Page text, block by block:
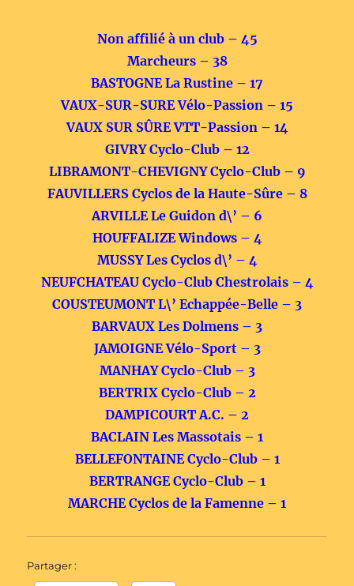
Non affilié à un club – 45
Marcheurs – 38
BASTOGNE La Rustine – 17
VAUX-SUR-SURE Vélo-Passion – 15
VAUX SUR SÛRE VTT-Passion – 14
GIVRY Cyclo-Club – 12
LIBRAMONT-CHEVIGNY Cyclo-Club – 9
FAUVILLERS Cyclos de la Haute-Sûre – 8
ARVILLE Le Guidon d\’ – 6
HOUFFALIZE Windows – 4
MUSSY Les Cyclos d\’ – 4
NEUFCHATEAU Cyclo-Club Chestrolais – 4
COUSTEUMONT L\’ Echappée-Belle – 3
BARVAUX Les Dolmens – 3
JAMOIGNE Vélo-Sport – 3
MANHAY Cyclo-Club – 3
BERTRIX Cyclo-Club – 2
DAMPICOURT A.C. – 2
BACLAIN Les Massotais – 1
BELLEFONTAINE Cyclo-Club – 1
BERTRANGE Cyclo-Club – 1
MARCHE Cyclos de la Famenne – 1
Partager :